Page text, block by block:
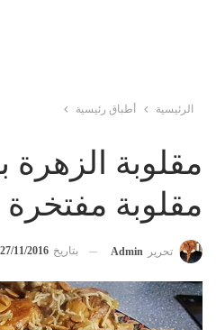
الرئيسية أطباق رئيسية
مقلوبة
مقلوبة مفتخرة
تحرير Admin بتاريخ 27/11/2016